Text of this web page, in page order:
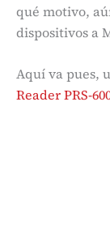
qué motivo,
dispositivos a
Aquí va pues,
Reader PRS-